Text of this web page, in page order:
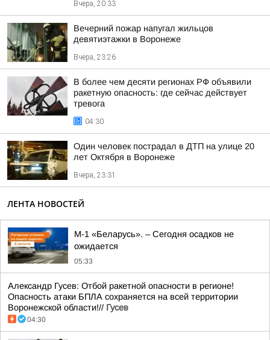
Вчера, 20:33
Вечерний пожар напугал жильцов
девятиэтажки в Воронеже
Вчера, 23:26
В более чем десяти регионах РФ объявили
ракетную опасность: где сейчас действует
тревога
04:30
Один человек пострадал в ДТП на улице 20
лет Октября в Воронеже
Вчера, 23:31
ЛЕНТА НОВОСТЕЙ
М-1 «Беларусь». – Сегодня осадков не
ожидается
05:33
Александр Гусев: Отбой ракетной опасности в регионе!
Опасность атаки БПЛА сохраняется на всей территории
Воронежской области!// Гусев
04:30